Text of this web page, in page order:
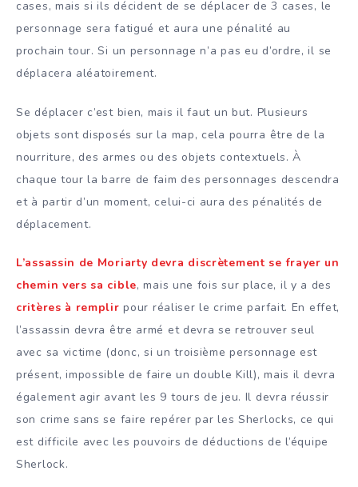
cases, mais si ils décident de se déplacer de 3 cases, le
personnage sera fatigué et aura une pénalité au
prochain tour. Si un personnage n’a pas eu d’ordre, il se
déplacera aléatoirement.
Se déplacer c’est bien, mais il faut un but. Plusieurs
objets sont disposés sur la map, cela pourra être de la
nourriture, des armes ou des objets contextuels. À
chaque tour la barre de faim des personnages descendra
et à partir d’un moment, celui-ci aura des pénalités de
déplacement.
L’assassin de Moriarty devra discrètement se frayer un
chemin vers sa cible, mais une fois sur place, il y a des
critères à remplir pour réaliser le crime parfait. En effet,
l’assassin devra être armé et devra se retrouver seul
avec sa victime (donc, si un troisième personnage est
présent, impossible de faire un double Kill), mais il devra
également agir avant les 9 tours de jeu. Il devra réussir
son crime sans se faire repérer par les Sherlocks, ce qui
est difficile avec les pouvoirs de déductions de l’équipe
Sherlock.